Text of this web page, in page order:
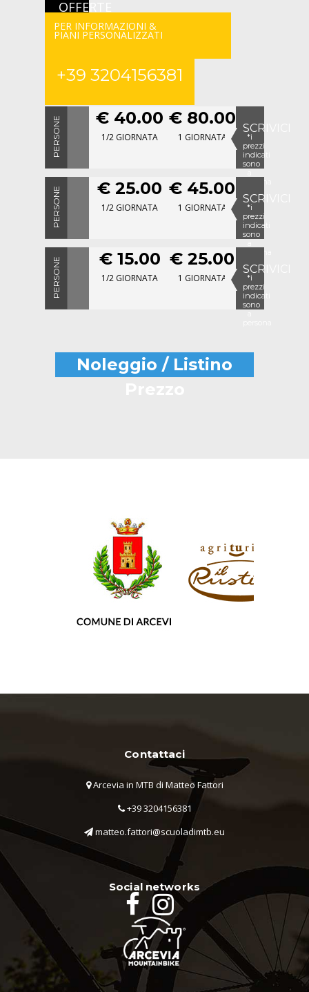
OFFERTE
PER INFORMAZIONI &
PIANI PERSONALIZZATI
+39 3204156381
PERSONE € 40.00
1/2 GIORNATA
€ 80.00
1 GIORNATA
SCRIVICI
*i
prezzi
indicati
sono
PERSONE 2
€ 25.00
1/2 GIORNATA
€ 45.00
1 GIORNATA
SCRIVICI
*i
prezzi
indicati
sono
PERSONE 5
€ 15.00
1/2 GIORNATA
€ 25.00
1 GIORNATA
SCRIVICI
*i
prezzi
indicati
sono
Noleggio / Listino
Contattaci
Arcevia in MTB di Matteo Fattori
+39 3204156381
matteo.fattori@scuoladimtb.eu
Social networks